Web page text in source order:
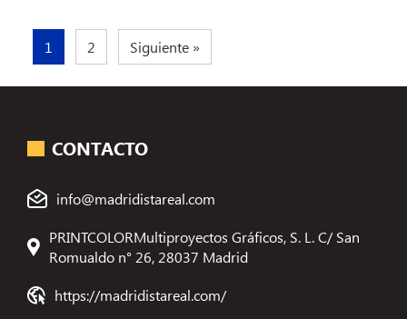
1 2 Siguiente »
CONTACTO
info@madridistareal.com
PRINTCOLORMultiproyectos Gráficos, S. L. C/ San
Romualdo n° 26, 28037 Madrid
https://madridistareal.com/